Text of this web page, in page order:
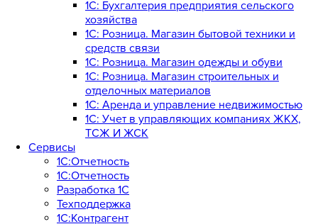
1С: Бухгалтерия предприятия сельского
хозяйства
1С: Розница. Магазин бытовой техники и
средств связи
1С: Розница. Магазин одежды и обуви
1С: Розница. Магазин строительных и
отделочных материалов
1С: Аренда и управление недвижимостью
1C: Учет в управляющих компаниях ЖКХ,
ТСЖ И ЖСК
Сервисы
1С:Отчетность
1С:Отчетность
Разработка 1С
Техподдержка
1С:Контрагент